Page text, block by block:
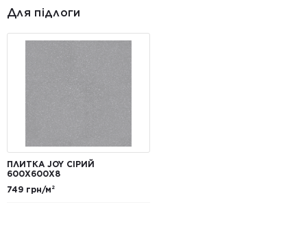
Для підлоги
ПЛИТКА JOY СІРИЙ
600X600X8
749 грн/м²